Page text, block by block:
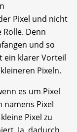
Pixel und nicht
Denn
und so
ein klarer Vorteil
Pixeln.
es um Pixel
namens Pixel
Pixel zu